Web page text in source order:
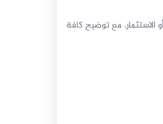
الاستثمار، مع توضيح كافة